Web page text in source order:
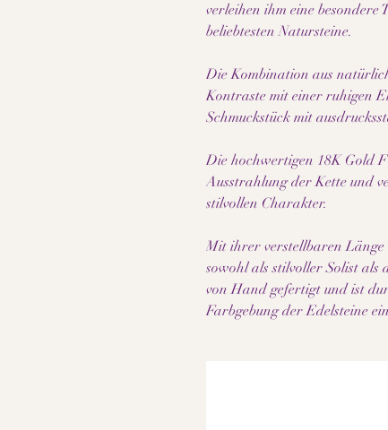
verleihen ihm eine besondere
beliebtesten Natursteine.
Die Kombination aus
Kontraste mit einer ruhigen
Schmuckstück mit
Die hochwertigen 18K Gold
Ausstrahlung der Kette und
stilvollen Charakter.
Mit ihrer verstellbaren Länge
sowohl als stilvoller Solist als
von Hand gefertigt und ist
Farbgebung der Edelsteine